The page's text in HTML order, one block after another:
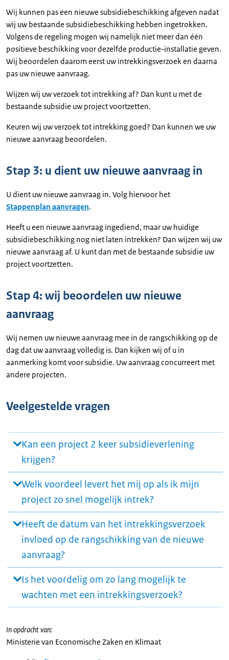
Wij kunnen pas een nieuwe subsidiebeschikking afgeven nadat
wij uw bestaande subsidiebeschikking hebben ingetrokken.
Volgens de regeling mogen wij namelijk niet meer dan één
positieve beschikking voor dezelfde productie-installatie geven.
Wij beoordelen daarom eerst uw intrekkingsverzoek en daarna
pas uw nieuwe aanvraag.
Wijzen wij uw verzoek tot intrekking af? Dan kunt u met de
bestaande subsidie uw project voortzetten.
Keuren wij uw verzoek tot intrekking goed? Dan kunnen we uw
nieuwe aanvraag beoordelen.
Stap 3: u dient uw nieuwe aanvraag in
U dient uw nieuwe aanvraag in. Volg hiervoor het
Stappenplan aanvragen.
Heeft u een nieuwe aanvraag ingediend, maar uw huidige
subsidiebeschikking nog niet laten intrekken? Dan wijzen wij uw
nieuwe aanvraag af. U kunt dan met de bestaande subsidie uw
project voortzetten.
Stap 4: wij beoordelen uw nieuwe
aanvraag
Wij nemen uw nieuwe aanvraag mee in de rangschikking op de
dag dat uw aanvraag volledig is. Dan kijken wij of u in
aanmerking komt voor subsidie. Uw aanvraag concurreert met
andere projecten.
Veelgestelde vragen
Kan een project 2 keer subsidieverlening
krijgen?
Welk voordeel levert het mij op als ik mijn
project zo snel mogelijk intrek?
Heeft de datum van het intrekkingsverzoek
invloed op de rangschikking van de nieuwe
aanvraag?
Is het voordelig om zo lang mogelijk te
wachten met een intrekkingsverzoek?
In opdracht van:
Ministerie van Economische Zaken en Klimaat